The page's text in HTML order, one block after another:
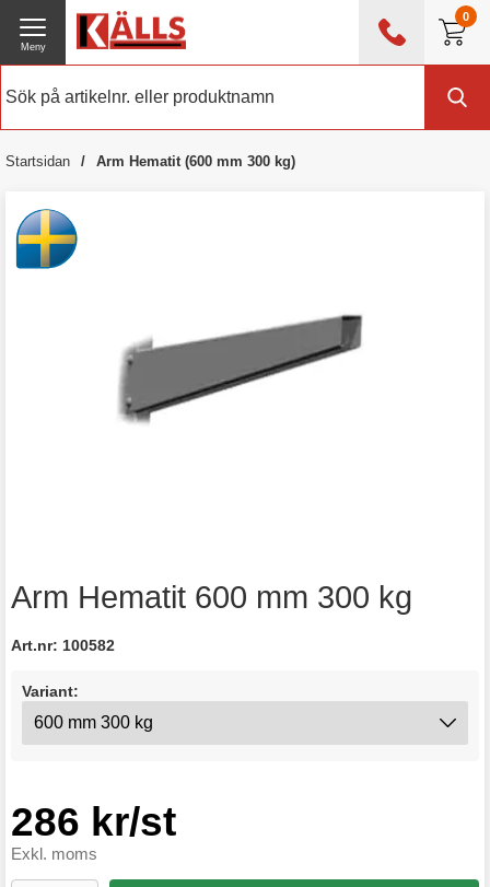
0
0476 - 214 80
Meny
Startsidan Arm Hematit (600 mm 300 kg)
Arm Hematit 600 mm 300 kg
Art.nr: 100582
Variant:
286 kr/st
Exkl. moms